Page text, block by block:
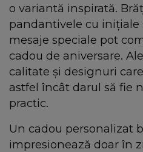
o variantă inspirată.
pandantivele cu inițiale
mesaje speciale pot
cadou de aniversare.
calitate și designuri
astfel încât darul să fie
practic.
Un cadou personalizat
impresionează doar în